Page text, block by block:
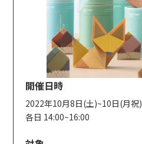
開催日時
2022年10月8日(土)~10日(月祝)
各日 14:00~16:00